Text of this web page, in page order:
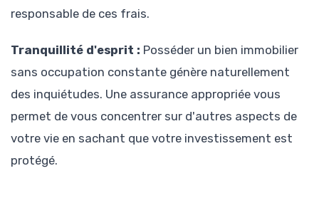
responsable de ces frais.
Tranquillité d'esprit : Posséder un bien immobilier
sans occupation constante génère naturellement
des inquiétudes. Une assurance appropriée vous
permet de vous concentrer sur d'autres aspects de
votre vie en sachant que votre investissement est
protégé.